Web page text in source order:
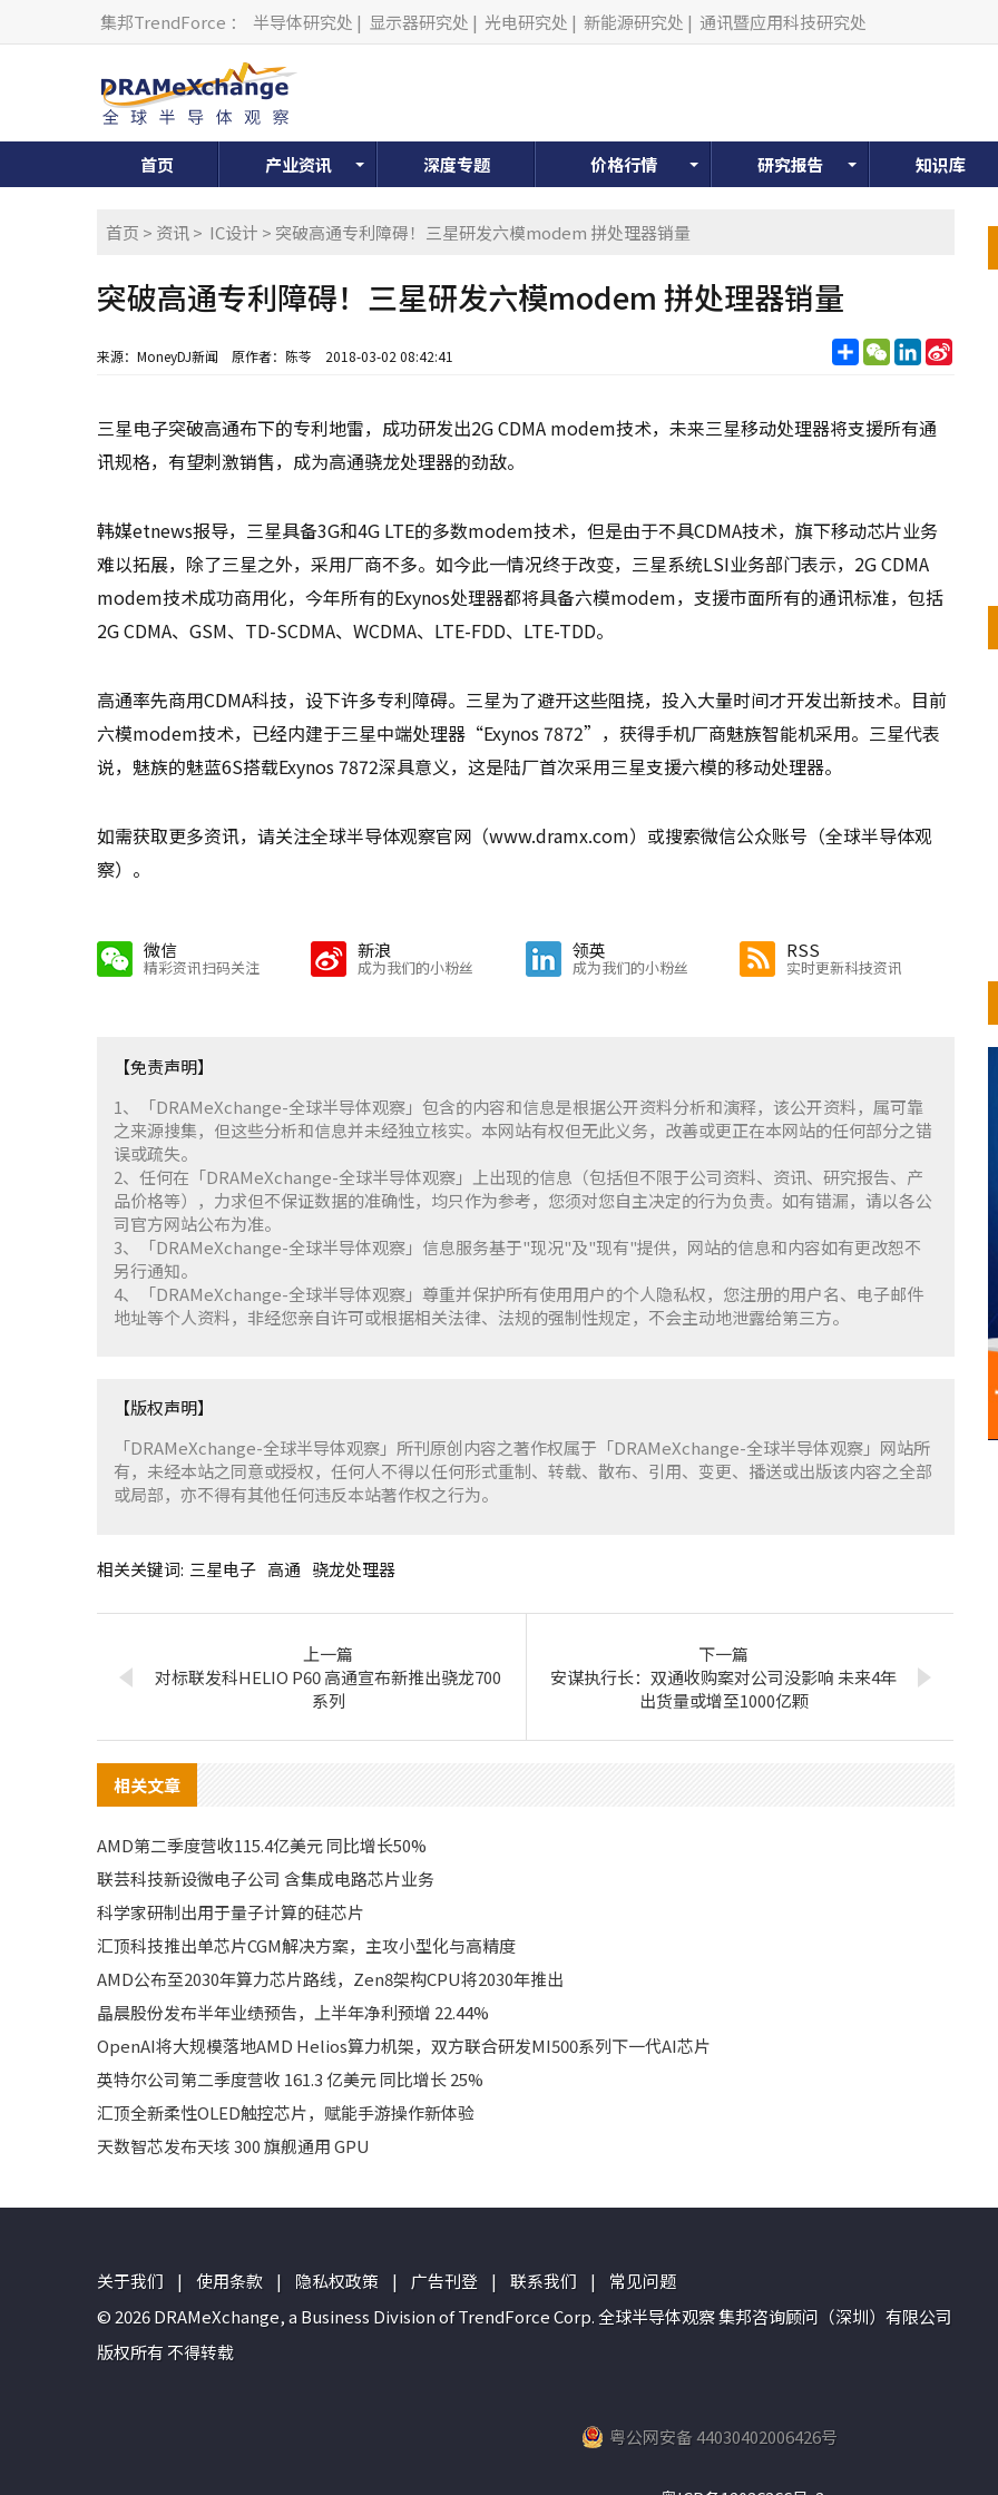
集邦TrendForce ： 半导体研究处 | 显示器研究处 | 光电研究处 | 新能源研究处 | 通讯暨应用科技研究处
首页 产业资讯 深度专题 价格行情 研究报告 知识库
首页 > 资讯> IC设计 > 突破高通专利障碍！三星研发六模modem 拼处理器销量
突破高通专利障碍！三星研发六模modem 拼处理器销量
来源：MoneyDJ新闻 原作者：陈苓 2018-03-02 08:42:41 分
享
WeChatLinkedIn
Sina
三星电子突破高通布下的专利地雷，成功研发出2G CDMA modem技术，未来三星移动处理器将支援所有通
讯规格，有望刺激销售，成为高通骁龙处理器的劲敌。
韩媒etnews报导，三星具备3G和4G LTE的多数modem技术，但是由于不具CDMA技术，旗下移动芯片业务
难以拓展，除了三星之外，采用厂商不多。如今此一情况终于改变，三星系统LSI业务部门表示，2G CDMA
modem技术成功商用化，今年所有的Exynos处理器都将具备六模modem，支援市面所有的通讯标准，包括
2G CDMA、GSM、TD-SCDMA、WCDMA、LTE-FDD、LTE-TDD。
高通率先商用CDMA科技，设下许多专利障碍。三星为了避开这些阻挠，投入大量时间才开发出新技术。目前
六模modem技术，已经内建于三星中端处理器“Exynos 7872”，获得手机厂商魅族智能机采用。三星代表
说，魅族的魅蓝6S搭载Exynos 7872深具意义，这是陆厂首次采用三星支援六模的移动处理器。
如需获取更多资讯，请关注全球半导体观察官网（www.dramx.com）或搜索微信公众账号（全球半导体观
察）。
微信
精彩资讯扫码关注
新浪
成为我们的小粉丝
领英
成为我们的小粉丝
RSS
实时更新科技资讯
【免责声明】
1、「DRAMeXchange-全球半导体观察」包含的内容和信息是根据公开资料分析和演释，该公开资料，属可靠
之来源搜集，但这些分析和信息并未经独立核实。本网站有权但无此义务，改善或更正在本网站的任何部分之错
误或疏失。
2、任何在「DRAMeXchange-全球半导体观察」上出现的信息（包括但不限于公司资料、资讯、研究报告、产
品价格等），力求但不保证数据的准确性，均只作为参考，您须对您自主决定的行为负责。如有错漏，请以各公
司官方网站公布为准。
3、「DRAMeXchange-全球半导体观察」信息服务基于"现况"及"现有"提供，网站的信息和内容如有更改恕不
另行通知。
4、「DRAMeXchange-全球半导体观察」尊重并保护所有使用用户的个人隐私权，您注册的用户名、电子邮件
地址等个人资料，非经您亲自许可或根据相关法律、法规的强制性规定，不会主动地泄露给第三方。
【版权声明】
「DRAMeXchange-全球半导体观察」所刊原创内容之著作权属于「DRAMeXchange-全球半导体观察」网站所
有，未经本站之同意或授权，任何人不得以任何形式重制、转载、散布、引用、变更、播送或出版该内容之全部
或局部，亦不得有其他任何违反本站著作权之行为。
相关关键词: 三星电子 高通 骁龙处理器
上一篇
对标联发科HELIO P60 高通宣布新推出骁龙700
系列
下一篇
安谋执行长：双通收购案对公司没影响 未来4年
出货量或增至1000亿颗
相关文章
AMD第二季度营收115.4亿美元 同比增长50%
联芸科技新设微电子公司 含集成电路芯片业务
科学家研制出用于量子计算的硅芯片
汇顶科技推出单芯片CGM解决方案，主攻小型化与高精度
AMD公布至2030年算力芯片路线，Zen8架构CPU将2030年推出
晶晨股份发布半年业绩预告，上半年净利预增 22.44%
OpenAI将大规模落地AMD Helios算力机架，双方联合研发MI500系列下一代AI芯片
英特尔公司第二季度营收 161.3 亿美元 同比增长 25%
汇顶全新柔性OLED触控芯片，赋能手游操作新体验
天数智芯发布天垓 300 旗舰通用 GPU
关于我们 | 使用条款 | 隐私权政策 | 广告刊登 | 联系我们 |
常见问题
© 2026 DRAMeXchange, a Business Division of TrendForce Corp. 全球半导体观察 集邦咨询顾问（深圳）有限公司
版权所有 不得转载
粤公网安备 44030402006426号